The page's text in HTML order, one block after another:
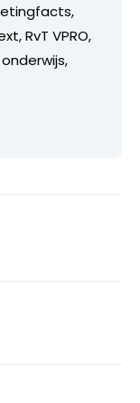
RvT VPRO,